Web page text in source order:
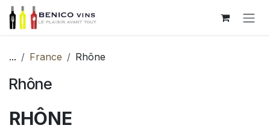
Se rendre au contenu
... France Rhône
Rhône
RHÔNE